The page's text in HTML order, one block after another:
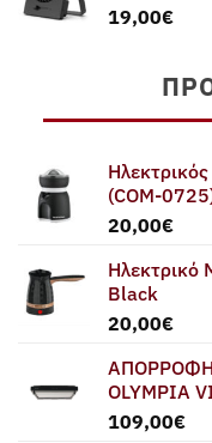
19,00€
(COM-
20,00€
Ηλεκτρικό
Black
20,00€
OLYMPIA
109,00€